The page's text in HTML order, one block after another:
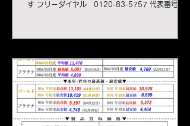
す フリーダイヤル 0120-83-5757 代表番号
1935年 神戸元町 金地金商、貴金属製造販売 木谷
貴金属株式会社 KITANI9999 #プラチナ#シルバ
ー#貴金属#貴金属買取#ジュエリー#ジュエリー買
取#K18#Pt900#pt850#ジュエリー買取#ダイヤ
#ダイヤ買取#宝石#宝石買取#貴金属卸＃貴金属販
売#ネックレス#ブレスレット#ピアス#ペンダント
#神戸 貴金属買取 #神戸 金買取 #金分割#インゴッ